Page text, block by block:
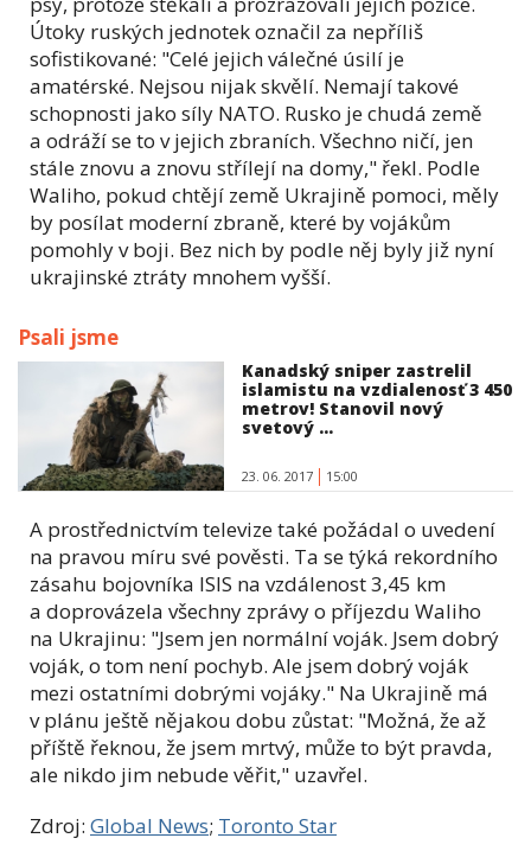
Útoky ruských jednotek označil za nepříliš
sofistikované: "Celé jejich válečné úsilí je
amatérské. Nejsou nijak skvělí. Nemají takové
schopnosti jako síly NATO. Rusko je chudá země
a odráží se to v jejich zbraních. Všechno ničí, jen
stále znovu a znovu střílejí na domy," řekl. Podle
Waliho, pokud chtějí země Ukrajině pomoci, měly
by posílat moderní zbraně, které by vojákům
pomohly v boji. Bez nich by podle něj byly již nyní
ukrajinské ztráty mnohem vyšší.
Psali jsme
Kanadský sniper zastrelil
islamistu na vzdialenosť 3 450
metrov! Stanovil nový
svetový ...
23. 06. 2017 15:00
A prostřednictvím televize také požádal o uvedení
na pravou míru své pověsti. Ta se týká rekordního
zásahu bojovníka ISIS na vzdálenost 3,45 km
a doprovázela všechny zprávy o příjezdu Waliho
na Ukrajinu: "Jsem jen normální voják. Jsem dobrý
voják, o tom není pochyb. Ale jsem dobrý voják
mezi ostatními dobrými vojáky." Na Ukrajině má
v plánu ještě nějakou dobu zůstat: "Možná, že až
příště řeknou, že jsem mrtvý, může to být pravda,
ale nikdo jim nebude věřit," uzavřel.
Zdroj: Global News; Toronto Star